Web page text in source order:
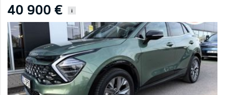
40 900 € i